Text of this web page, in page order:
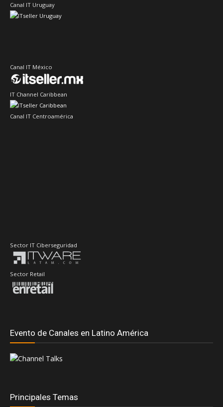
Canal IT Uruguay
Canal IT México
IT Channel Caribbean
Canal IT Centroamérica
Sector IT Ciberseguridad
Sector Retail
Evento de Canales en Latino América
Principales Temas